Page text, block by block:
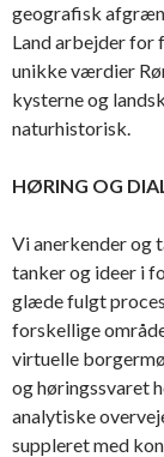
geografisk
Land arbejder for
unikke værdier
kysterne og
naturhistorisk.
HØRING OG
Vi anerkender og
tanker og ideer i
glæde fulgt
forskellige
virtuelle
og høringssvaret
analytiske
suppleret med